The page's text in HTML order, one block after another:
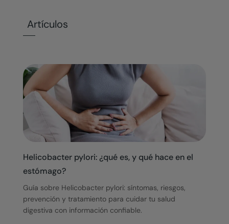
Artículos
Helicobacter pylori: ¿qué es, y qué hace en el
estómago?
Guía sobre Helicobacter pylori: síntomas, riesgos,
prevención y tratamiento para cuidar tu salud
digestiva con información confiable.